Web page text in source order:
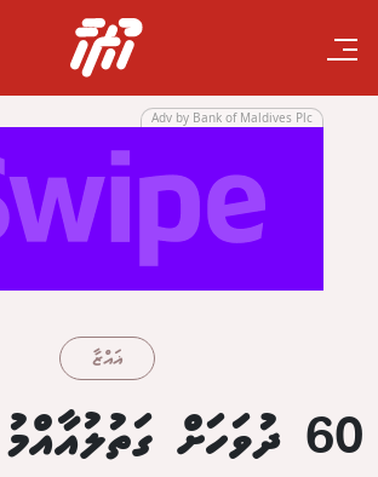
Adv by Bank of Maldives Plc
ޣައްޒާ
60 ދުވަހަށް